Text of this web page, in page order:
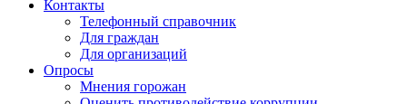
Контакты
Телефонный справочник
Для граждан
Для организаций
Опросы
Мнения горожан